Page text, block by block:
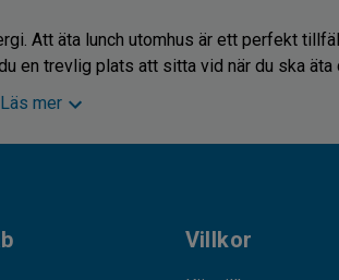
Att äta lunch utomhus är ett perfekt
en trevlig plats att sitta vid när du ska äta
att vika ihop och stuva undan
Läs mer
Villkor